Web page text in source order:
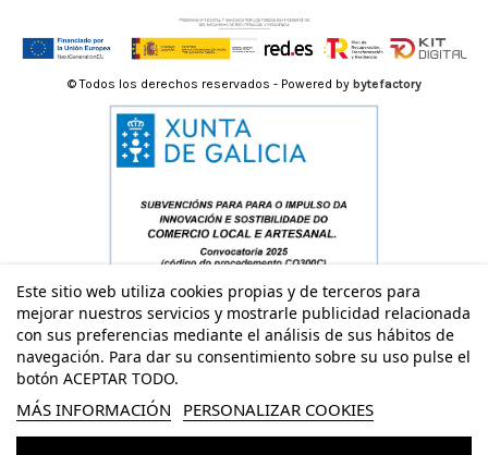
Este sitio web utiliza cookies propias y de terceros para
mejorar nuestros servicios y mostrarle publicidad relacionada
con sus preferencias mediante el análisis de sus hábitos de
navegación. Para dar su consentimiento sobre su uso pulse el
botón ACEPTAR TODO.
MÁS INFORMACIÓN PERSONALIZAR COOKIES
© Todos los derechos reservados - Powered by bytefactory